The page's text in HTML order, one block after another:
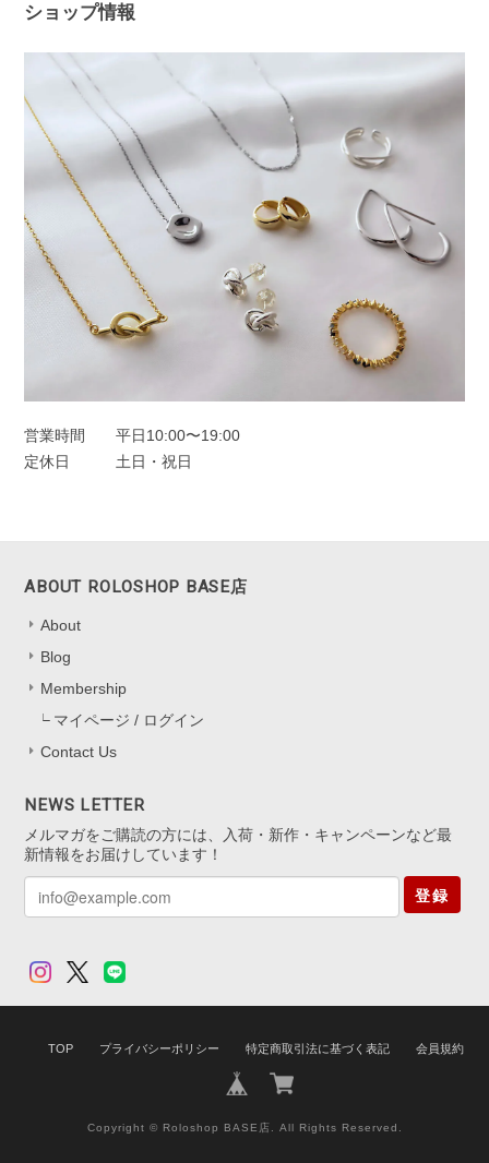
常の中で、たくさんご活用ください。
このたびは本当にありがとうございまし
フープピアス シルバー925
シルバー
2025/11/22
快適にお使いいただけると思います。
添えられますように。 またいつでも気
軽にお立ち寄りくださいね。
2025/11/13
ショップ情報
営業時間
平日10:00〜19:00
定休日
土日・祝日
ABOUT ROLOSHOP BASE店
About
Blog
Membership
マイページ / ログイン
Contact Us
NEWS LETTER
メルマガをご購読の方には、入荷・新作・キャンペーンなど最
新情報をお届けしています！
登録
TOP プライバシーポリシー 特定商取引法に基づく表記 会員規約
Copyright © Roloshop BASE店. All Rights Reserved.